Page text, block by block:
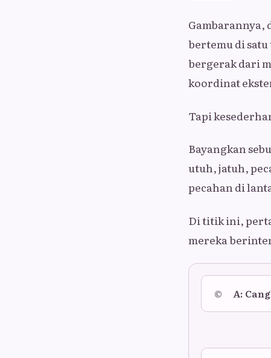
Gambarannya,
bertemu di
bergerak dari
koordinat
Tapi
Bayangkan
utuh, jatuh,
pecahan di
Di titik ini,
mereka
© A: